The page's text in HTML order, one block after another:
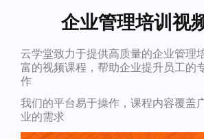
企业管理培训视
云学堂致力于提供高质量的企业管理
富的视频课程，帮助企业提升员工的
作
我们的平台易于操作，课程内容覆盖
业的需求